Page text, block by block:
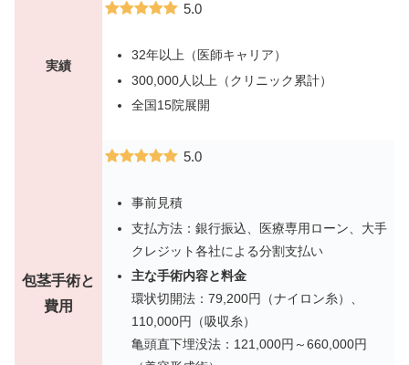
実績
5.0
32年以上（医師キャリア）
300,000人以上（クリニック累計）
全国15院展開
包茎手術と
費用
5.0
事前見積
支払方法：銀行振込、医療専用ローン、大手
クレジット各社による分割支払い
主な手術内容と料金
環状切開法：79,200円（ナイロン糸）、
110,000円（吸収糸）
亀頭直下埋没法：121,000円～660,000円